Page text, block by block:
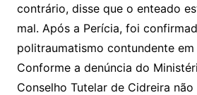
contrário, disse que o enteado
mal. Após a Perícia, foi
politraumatismo contundente
Conforme a denúncia do
Conselho Tutelar de Cidreira